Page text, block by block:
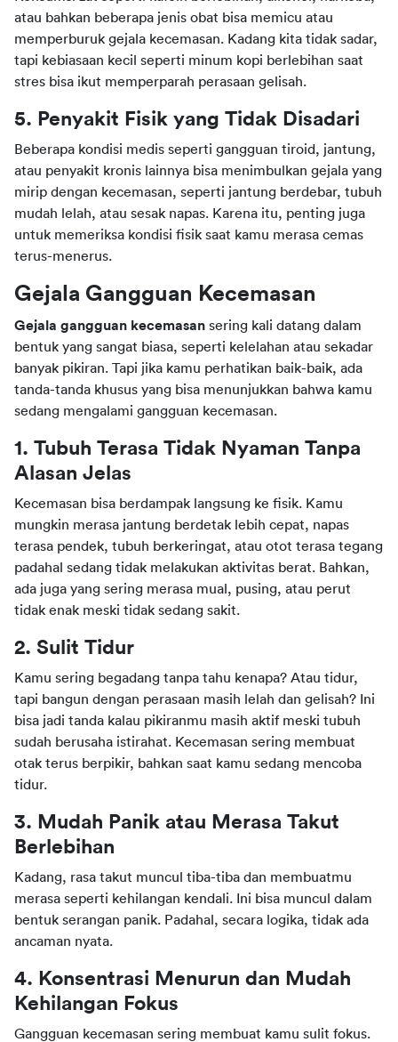
atau bahkan beberapa jenis obat bisa memicu atau
memperburuk gejala kecemasan. Kadang kita tidak sadar,
tapi kebiasaan kecil seperti minum kopi berlebihan saat
stres bisa ikut memperparah perasaan gelisah.
5. Penyakit Fisik yang Tidak Disadari
Beberapa kondisi medis seperti gangguan tiroid, jantung,
atau penyakit kronis lainnya bisa menimbulkan gejala yang
mirip dengan kecemasan, seperti jantung berdebar, tubuh
mudah lelah, atau sesak napas. Karena itu, penting juga
untuk memeriksa kondisi fisik saat kamu merasa cemas
terus-menerus.
Gejala Gangguan Kecemasan
Gejala gangguan kecemasan sering kali datang dalam
bentuk yang sangat biasa, seperti kelelahan atau sekadar
banyak pikiran. Tapi jika kamu perhatikan baik-baik, ada
tanda-tanda khusus yang bisa menunjukkan bahwa kamu
sedang mengalami gangguan kecemasan.
1. Tubuh Terasa Tidak Nyaman Tanpa
Alasan Jelas
Kecemasan bisa berdampak langsung ke fisik. Kamu
mungkin merasa jantung berdetak lebih cepat, napas
terasa pendek, tubuh berkeringat, atau otot terasa tegang
padahal sedang tidak melakukan aktivitas berat. Bahkan,
ada juga yang sering merasa mual, pusing, atau perut
tidak enak meski tidak sedang sakit.
2. Sulit Tidur
Kamu sering begadang tanpa tahu kenapa? Atau tidur,
tapi bangun dengan perasaan masih lelah dan gelisah? Ini
bisa jadi tanda kalau pikiranmu masih aktif meski tubuh
sudah berusaha istirahat. Kecemasan sering membuat
otak terus berpikir, bahkan saat kamu sedang mencoba
tidur.
3. Mudah Panik atau Merasa Takut
Berlebihan
Kadang, rasa takut muncul tiba-tiba dan membuatmu
merasa seperti kehilangan kendali. Ini bisa muncul dalam
bentuk serangan panik. Padahal, secara logika, tidak ada
ancaman nyata.
4. Konsentrasi Menurun dan Mudah
Kehilangan Fokus
Gangguan kecemasan sering membuat kamu sulit fokus.